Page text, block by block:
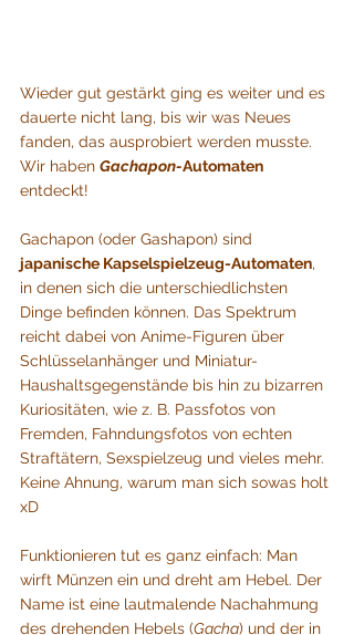
Wieder gut gestärkt ging es weiter und es
dauerte nicht lang, bis wir was Neues
fanden, das ausprobiert werden musste.
Wir haben Gachapon-Automaten
entdeckt!
Gachapon (oder Gashapon) sind
japanische Kapselspielzeug-Automaten,
in denen sich die unterschiedlichsten
Dinge befinden können. Das Spektrum
reicht dabei von Anime-Figuren über
Schlüsselanhänger und Miniatur-
Haushaltsgegenstände bis hin zu bizarren
Kuriositäten, wie z. B. Passfotos von
Fremden, Fahndungsfotos von echten
Straftätern, Sexspielzeug und vieles mehr.
Keine Ahnung, warum man sich sowas holt
xD
Funktionieren tut es ganz einfach: Man
wirft Münzen ein und dreht am Hebel. Der
Name ist eine lautmalende Nachahmung
des drehenden Hebels (Gacha) und der in